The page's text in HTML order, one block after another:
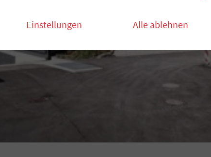
Einstellungen Alle ablehnen